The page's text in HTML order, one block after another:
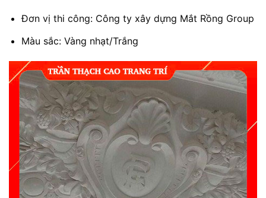
Đơn vị thi công: Công ty xây dựng Mắt Rồng Group
Màu sắc: Vàng nhạt/Trắng